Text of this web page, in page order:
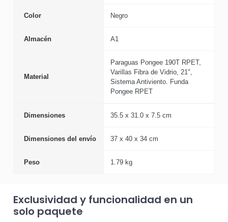
Color Negro
Almacén A1
Material
Paraguas Pongee 190T RPET,
Varillas Fibra de Vidrio, 21",
Sistema Antiviento. Funda
Pongee RPET
Dimensiones 35.5 x 31.0 x 7.5 cm
Dimensiones del envío 37 x 40 x 34 cm
Peso 1.79 kg
Exclusividad y funcionalidad en un
solo paquete